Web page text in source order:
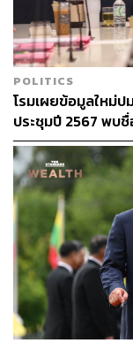
POLITICS
โรมเผยข้อมูลใหม่
ประชุมปี 2567 พบ
ม.บูรพา หรือไม่